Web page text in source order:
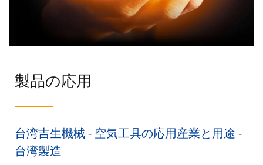
製品の応用
台湾吉生機械 - 空気工具の応用産業と用途 -
台湾製造